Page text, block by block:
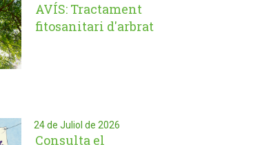
AVÍS: Tractament
fitosanitari d'arbrat
24 de Juliol de 2026
Consulta el